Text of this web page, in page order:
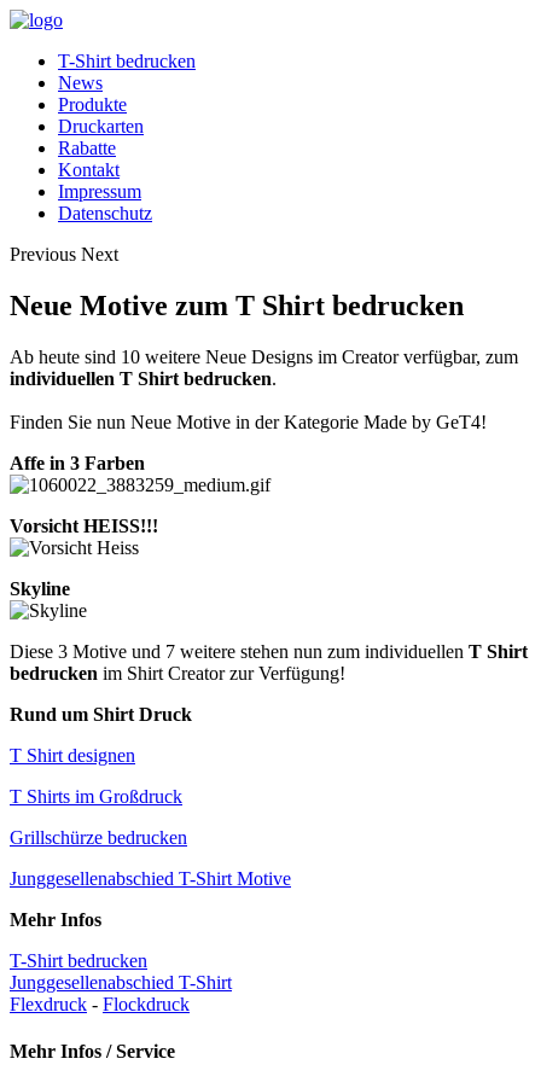
T-Shirt bedrucken
News
Produkte
Druckarten
Rabatte
Kontakt
Impressum
Datenschutz
Previous Next
Neue Motive zum T Shirt bedrucken
Ab heute sind 10 weitere Neue Designs im Creator verfügbar, zum
individuellen T Shirt bedrucken.
Finden Sie nun Neue Motive in der Kategorie Made by GeT4!
Affe in 3 Farben
Vorsicht HEISS!!!
Skyline
Diese 3 Motive und 7 weitere stehen nun zum individuellen T Shirt
bedrucken im Shirt Creator zur Verfügung!
Rund um Shirt Druck
T Shirt designen
T Shirts im Großdruck
Grillschürze bedrucken
Junggesellenabschied T-Shirt Motive
Mehr Infos
T-Shirt bedrucken
Junggesellenabschied T-Shirt
Flexdruck - Flockdruck
Mehr Infos / Service